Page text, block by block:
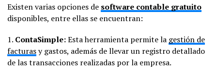
Existen varias opciones de software contable gratuito
disponibles, entre ellas se encuentran:
1. ContaSimple:Esta herramienta permite la gestión de
facturasy gastos, además de llevar un registro detallado
de las transacciones realizadas por la empresa.